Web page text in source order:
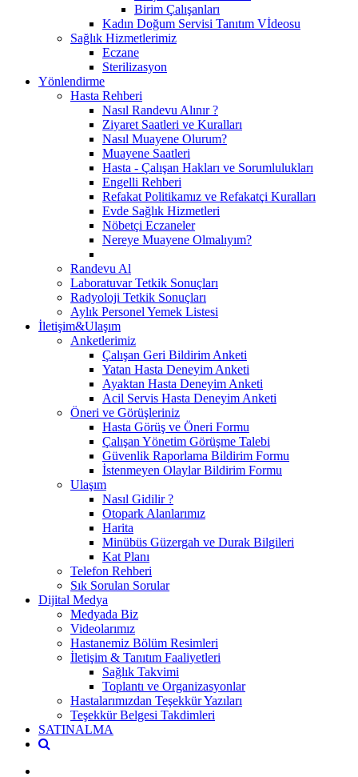
Birim Çalışanları
Kadın Doğum Servisi Tanıtım Vİdeosu
Sağlık Hizmetlerimiz
Eczane
Sterilizasyon
Yönlendirme
Hasta Rehberi
Nasıl Randevu Alınır ?
Ziyaret Saatleri ve Kuralları
Nasıl Muayene Olurum?
Muayene Saatleri
Hasta - Çalışan Hakları ve Sorumlulukları
Engelli Rehberi
Refakat Politikamız ve Refakatçi Kuralları
Evde Sağlık Hizmetleri
Nöbetçi Eczaneler
Nereye Muayene Olmalıyım?
Randevu Al
Laboratuvar Tetkik Sonuçları
Radyoloji Tetkik Sonuçları
Aylık Personel Yemek Listesi
İletişim&Ulaşım
Anketlerimiz
Çalışan Geri Bildirim Anketi
Yatan Hasta Deneyim Anketi
Ayaktan Hasta Deneyim Anketi
Acil Servis Hasta Deneyim Anketi
Öneri ve Görüşleriniz
Hasta Görüş ve Öneri Formu
Çalışan Yönetim Görüşme Talebi
Güvenlik Raporlama Bildirim Formu
İstenmeyen Olaylar Bildirim Formu
Ulaşım
Nasıl Gidilir ?
Otopark Alanlarımız
Harita
Minübüs Güzergah ve Durak Bilgileri
Kat Planı
Telefon Rehberi
Sık Sorulan Sorular
Dijital Medya
Medyada Biz
Videolarımız
Hastanemiz Bölüm Resimleri
İletişim & Tanıtım Faaliyetleri
Sağlık Takvimi
Toplantı ve Organizasyonlar
Hastalarımızdan Teşekkür Yazıları
Teşekkür Belgesi Takdimleri
SATINALMA